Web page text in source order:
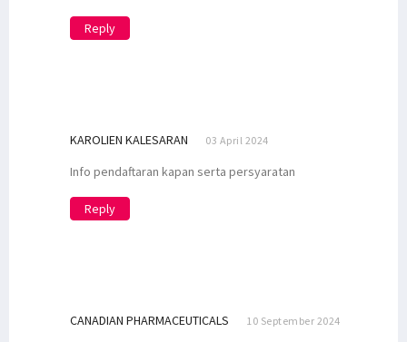
Reply
KAROLIEN KALESARAN 03 April 2024
Info pendaftaran kapan serta persyaratan
Reply
CANADIAN PHARMACEUTICALS 10 September 2024